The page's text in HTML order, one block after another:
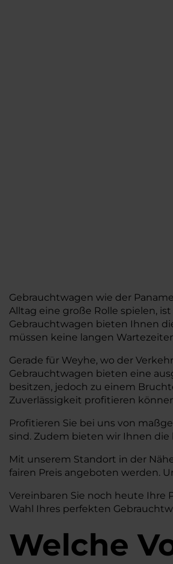
Gebrauchtwagen wie der
Alltag eine große Rolle spielen,
Gebrauchtwagen bieten Ihnen
müssen keine langen
Gerade für Weyhe, wo der
Gebrauchtwagen bieten eine
besitzen, jedoch zu einem
Zuverlässigkeit profitieren
Profitieren Sie bei uns von
sind. Zudem bieten wir Ihnen
Mit unserem Standort in der
fairen Preis angeboten werden.
Vereinbaren Sie noch heute Ihre
Wahl Ihres perfekten
Welche